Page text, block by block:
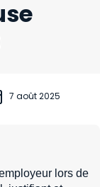
7 août 2025
lors de